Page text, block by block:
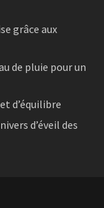
grâce aux
de pluie pour un
d’équilibre
d’éveil des